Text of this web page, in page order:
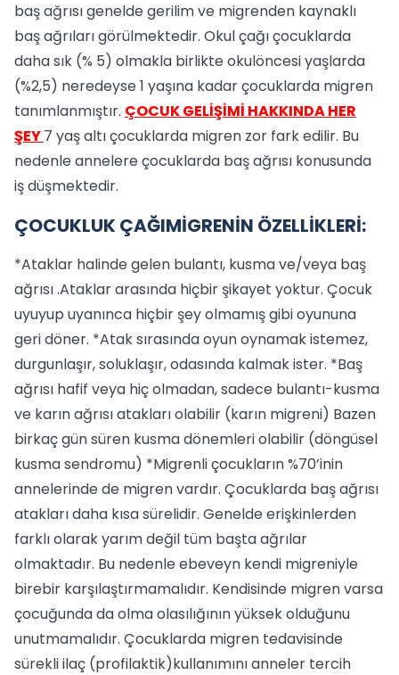
baş ağrısı genelde gerilim ve migrenden kaynaklı
baş ağrıları görülmektedir. Okul çağı çocuklarda
daha sık (% 5) olmakla birlikte okulöncesi yaşlarda
(%2,5) neredeyse 1 yaşına kadar çocuklarda migren
tanımlanmıştır. ÇOCUK GELİŞİMİ HAKKINDA HER
ŞEY7 yaş altı çocuklarda migren zor fark edilir. Bu
nedenle annelere çocuklarda baş ağrısı konusunda
iş düşmektedir.
ÇOCUKLUK ÇAĞIMİGRENİN ÖZELLİKLERİ:
*Ataklar halinde gelen bulantı, kusma ve/veya baş
ağrısı .Ataklar arasında hiçbir şikayet yoktur. Çocuk
uyuyup uyanınca hiçbir şey olmamış gibi oyununa
geri döner. *Atak sırasında oyun oynamak istemez,
durgunlaşır, soluklaşır, odasında kalmak ister. *Baş
ağrısı hafif veya hiç olmadan, sadece bulantı-kusma
ve karın ağrısı atakları olabilir (karın migreni) Bazen
birkaç gün süren kusma dönemleri olabilir (döngüsel
kusma sendromu) *Migrenli çocukların %70’inin
annelerinde de migren vardır. Çocuklarda baş ağrısı
atakları daha kısa sürelidir. Genelde erişkinlerden
farklı olarak yarım değil tüm başta ağrılar
olmaktadır. Bu nedenle ebeveyn kendi migreniyle
birebir karşılaştırmamalıdır. Kendisinde migren varsa
çocuğunda da olma olasılığının yüksek olduğunu
unutmamalıdır. Çocuklarda migren tedavisinde
sürekli ilaç (profilaktik)kullanımını anneler tercih